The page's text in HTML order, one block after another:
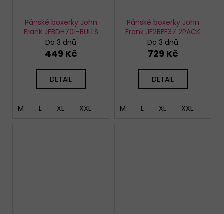
Pánské boxerky John
Frank JFBDH701-BULLS
Do 3 dnů
449 Kč
DETAIL
M L XL XXL
Pánské boxerky John
Frank JF2BEF37 2PACK
Do 3 dnů
729 Kč
DETAIL
M L XL XXL